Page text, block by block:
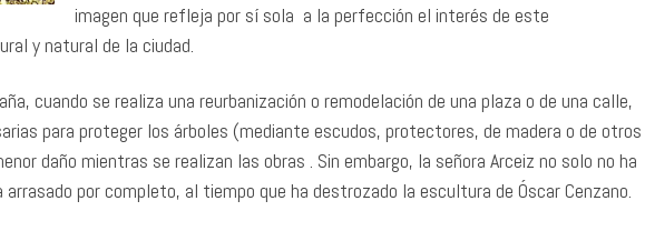
imagen que refleja por sí sola a la perfección el interés de este
y natural de la ciudad.
cuando se realiza una reurbanización o remodelación de una plaza o de una calle,
para proteger los árboles (mediante escudos, protectores, de madera o de otros
daño mientras se realizan las obras . Sin embargo, la señora Arceiz no solo no ha
por completo, al tiempo que ha destrozado la escultura de Óscar Cenzano.